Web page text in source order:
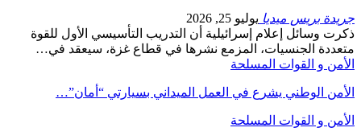
جريدة بريس ميديا يوليو 25, 2026
ذكرت وسائل إعلام إسرائيلية أن التدريب التأسيسي الأول للقوة
متعددة الجنسيات، المزمع نشرها في قطاع غزة، سيعقد في…
الأمن و القوات المسلحة
الأمن الوطني يشرع في العمل الميداني بسيارتي “أمان”…
الأمن و القوات المسلحة